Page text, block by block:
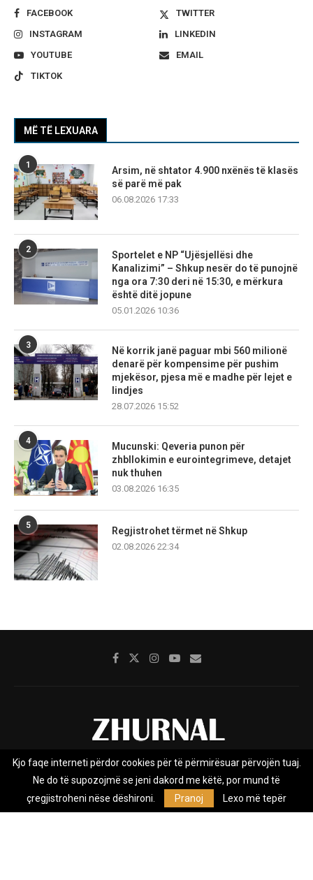
FACEBOOK
TWITTER
INSTAGRAM
LINKEDIN
YOUTUBE
EMAIL
TIKTOK
MË TË LEXUARA
1
Arsim, në shtator 4.900 nxënës të klasës
së parë më pak
06.08.2026 17:33
2
Sportelet e NP “Ujësjellësi dhe
Kanalizimi” – Shkup nesër do të punojnë
nga ora 7:30 deri në 15:30, e mërkura
është ditë jopune
05.01.2026 10:36
3
Në korrik janë paguar mbi 560 milionë
denarë për kompensime për pushim
mjekësor, pjesa më e madhe për lejet e
lindjes
28.07.2026 15:52
4
Mucunski: Qeveria punon për
zhbllokimin e eurointegrimeve, detajet
nuk thuhen
03.08.2026 16:35
5
Regjistrohet tërmet në Shkup
02.08.2026 22:34
Rreth nesh Impresumi Marketing
Privacy Policy
Zhurnal.mk është Agjenci e Lajmeve e pavarur, e themeluar në vitin
Kjo faqe interneti përdor cookies për të përmirësuar përvojën tuaj.
Ne do të supozojmë se jeni dakord me këtë, por mund të
çregjistroheni nëse dëshironi.
Pranoj Lexo më tepër